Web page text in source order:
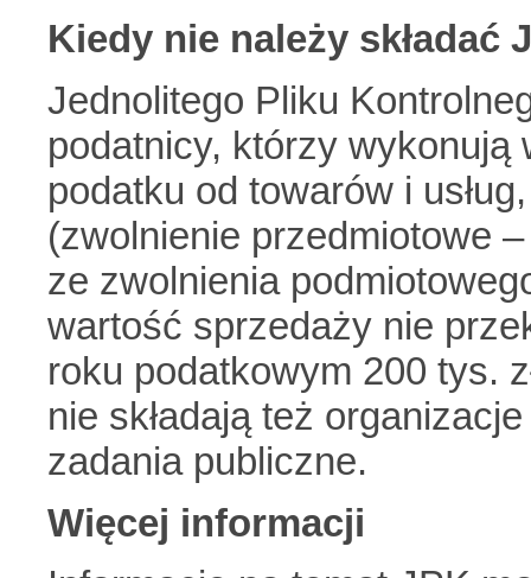
Kiedy nie należy składać
Jednolitego Pliku
podatnicy, którzy wykonują
podatku od towarów i
(zwolnienie przedmiotowe
ze zwolnienia
wartość sprzedaży nie
roku podatkowym 200 tys.
nie składają też
zadania publiczne.
Więcej informacji